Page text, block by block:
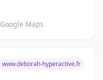
Google Maps
www.deborah-hyperactive.fr